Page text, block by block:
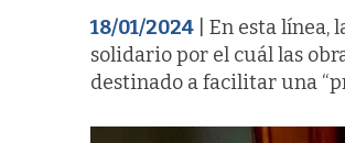
18/01/2024 | En esta
solidario por el cuál las
destinado a facilitar una